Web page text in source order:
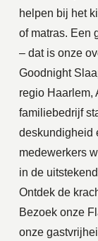
helpen bij het
of matras. Een
– dat is onze
Goodnight
regio Haarlem,
familiebedrijf
deskundigheid
medewerkers
in de
Ontdek de
Bezoek onze
onze